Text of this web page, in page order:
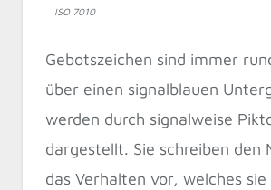
ISO 7010
Gebotszeichen sind immer
über einen signalblauen
werden durch signalweise
dargestellt. Sie schreiben den
das Verhalten vor, welches sie